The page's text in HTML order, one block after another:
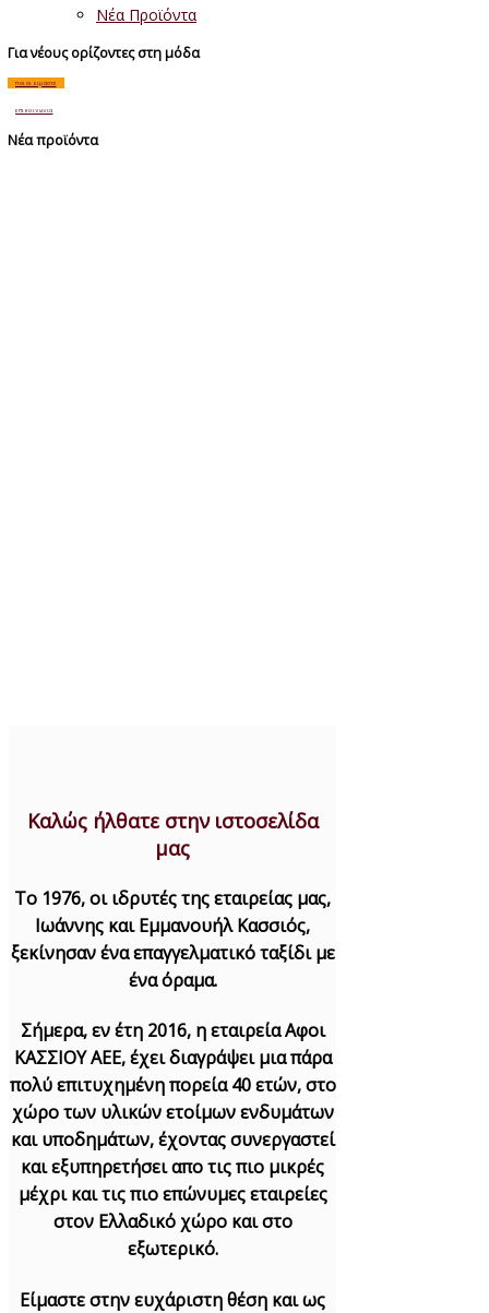
Νέα Προϊόντα
Για νέους ορίζοντες στη μόδα
ποιοι ειμαστε
επικοινωνια
Νέα προϊόντα
Καλώς ήλθατε στην ιστοσελίδα
μας
Το 1976, οι ιδρυτές της εταιρείας μας,
Ιωάννης και Εμμανουήλ Κασσιός,
ξεκίνησαν ένα επαγγελματικό ταξίδι με
ένα όραμα.
Σήμερα, εν έτη 2016, η εταιρεία Αφοι
ΚΑΣΣΙΟΥ ΑΕΕ, έχει διαγράψει μια πάρα
πολύ επιτυχημένη πορεία 40 ετών, στο
χώρο των υλικών ετοίμων ενδυμάτων
και υποδημάτων, έχοντας συνεργαστεί
και εξυπηρετήσει απο τις πιο μικρές
μέχρι και τις πιο επώνυμες εταιρείες
στον Ελλαδικό χώρο και στο
εξωτερικό.
Είμαστε στην ευχάριστη θέση και ως